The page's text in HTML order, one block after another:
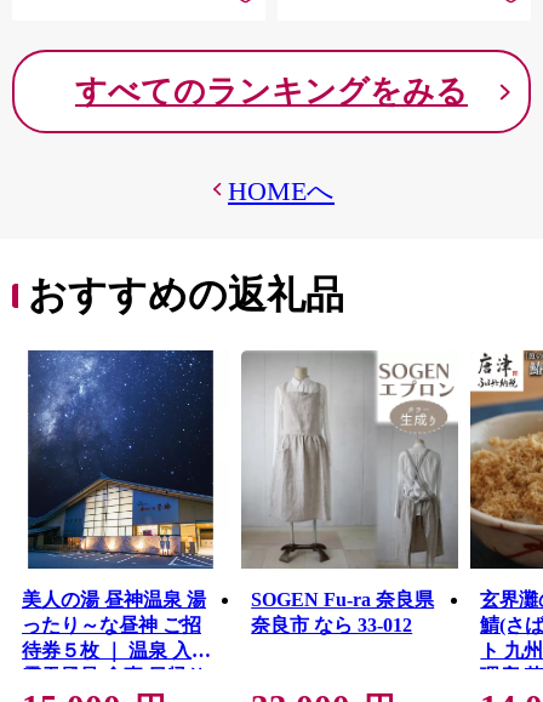
すべてのランキングをみる
HOMEへ
おすすめの返礼品
美人の湯 昼神温泉 湯
ったり～な昼神 ご招
待券５枚 ｜ 温泉 入浴
露天風呂 食事 日帰り
SOGEN Fu-ra 奈良県
奈良市 なら 33-012
玄界灘
鯖(さ
ト 九
理店